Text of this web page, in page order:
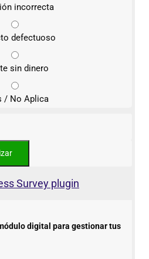
incorrecta
defectuoso
sin dinero
/ No Aplica
Survey plugin
digital para gestionar tus